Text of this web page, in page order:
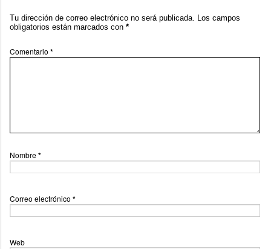
Tu dirección de correo electrónico no será publicada. Los campos
obligatorios están marcados con *
Comentario *
Nombre*
Correo electrónico *
Web